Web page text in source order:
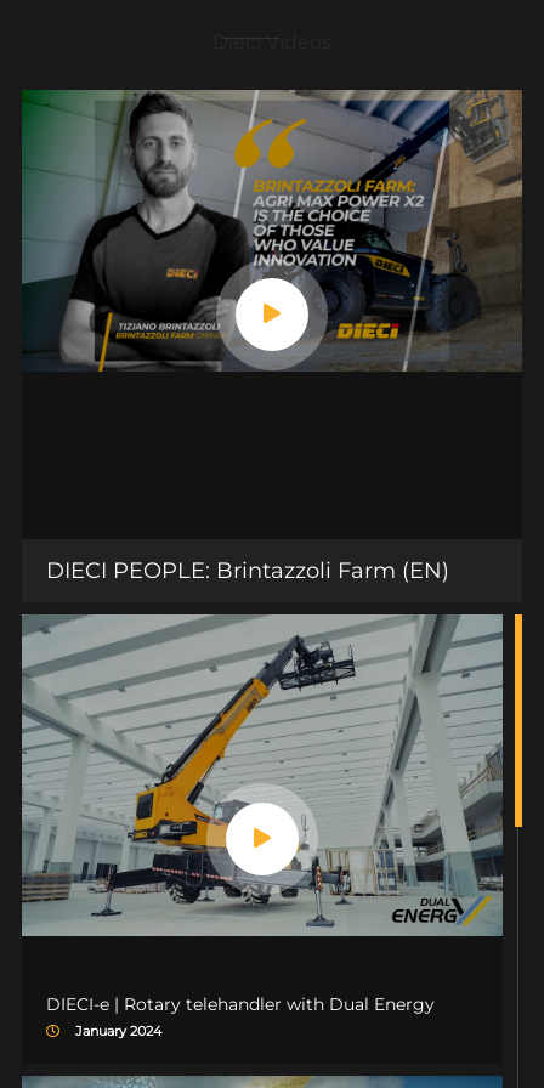
Dieci Videos
DIECI PEOPLE: Brintazzoli Farm (EN)
DIECI-e | Rotary telehandler with Dual Energy
January 2024